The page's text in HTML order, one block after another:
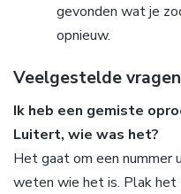
gevonden wat je
opnieuw.
Veelgestelde
Ik heb een gemiste
Luitert, wie was het?
Het gaat om een
weten wie het is. Plak het